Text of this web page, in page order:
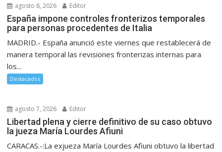
agosto 8, 2026 Editor
España impone controles fronterizos temporales
para personas procedentes de Italia
MADRID.- España anunció este viernes que restablecerá de
manera temporal las revisiones fronterizas internas para
los...
Destacados
agosto 7, 2026 Editor
Libertad plena y cierre definitivo de su caso obtuvo
la jueza María Lourdes Afiuni
CARACAS.-:La exjueza María Lourdes Afiuni obtuvo la libertad